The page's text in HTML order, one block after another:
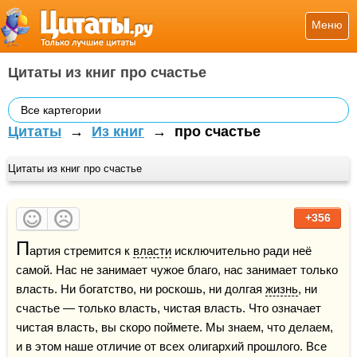
Меню
Цитаты из книг про счастье
Все картегории
Цитаты → Из книг → про счастье
Цитаты из книг про счастье
+356
Партия стремится к власти исключительно ради неё
самой. Нас не занимает чужое благо, нас занимает только
власть. Ни богатство, ни роскошь, ни долгая жизнь, ни
счастье — только власть, чистая власть. Что означает
чистая власть, вы скоро поймете. Мы знаем, что делаем,
и в этом наше отличие от всех олигархий прошлого. Все